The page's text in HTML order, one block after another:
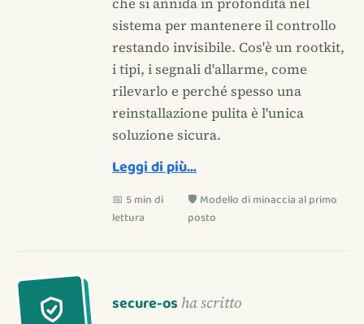
sistema per mantenere il controllo
restando invisibile. Cos'è un rootkit,
i tipi, i segnali d'allarme, come
rilevarlo e perché spesso una
reinstallazione pulita è l'unica
soluzione sicura.
Leggi di più…
📅 5 min di
lettura
🛡️ Modello di minaccia al primo
posto
secure-os ha scritto